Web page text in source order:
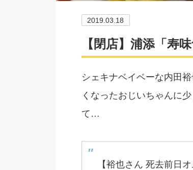
2019.03.18
【閉店】浦添「寿
シェキナベイベーな内田
くなったおじいちゃんに
て…
【裕也さん 死去前日